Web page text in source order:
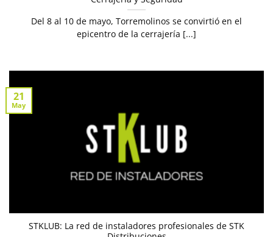
Del 8 al 10 de mayo, Torremolinos se convirtió en el
epicentro de la cerrajería [...]
STKLUB: La red de instaladores profesionales de STK
21
May